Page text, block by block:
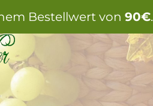
Bestellwert von 90€.